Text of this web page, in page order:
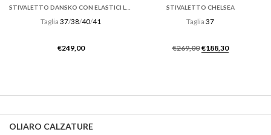
Taglia 37/38/40/41
€249,00
STIVALETTO CHELSEA
Taglia 37
€269,00 Il
€269,00.
€188,30Il
€188,30.
OLIARO CALZATURE